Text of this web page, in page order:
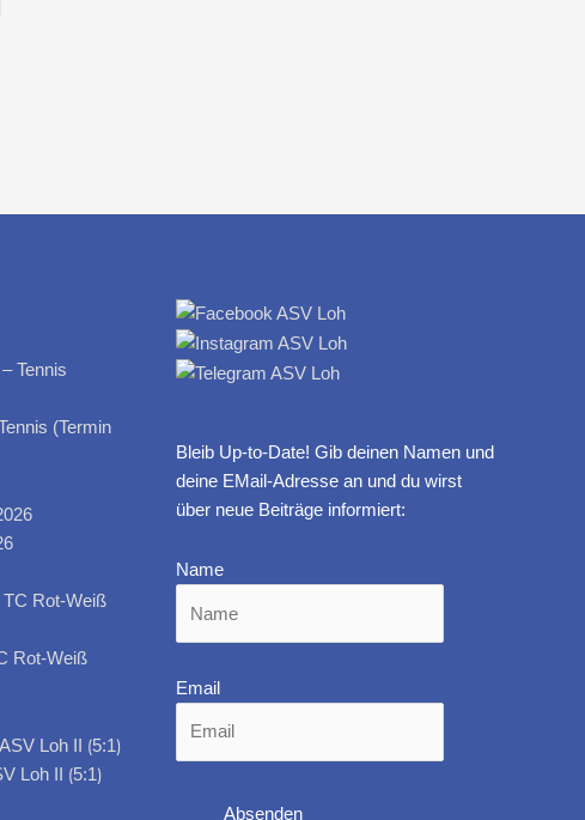
(Termin
Rot-Weiß
Loh II ⟮5:1⟯
Bleib Up-to-Date! Gib deinen Namen und
deine EMail-Adresse an und du wirst
über neue Beiträge informiert:
Name
Email